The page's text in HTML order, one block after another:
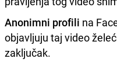
Anonimni profili na
objavljuju taj video
zaključak.